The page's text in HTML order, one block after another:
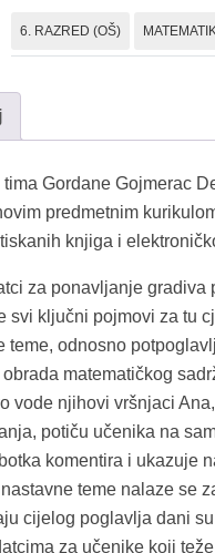
6. RAZRED (OŠ)
Gordane Gojmerac
predmetnim
knjiga i
za ponavljanje gradiva
ključni pojmovi za tu
odnosno
matematičkog
vode njihovi vršnjaci
potiču učenika na
komentira i ukazuje
teme nalaze se
cijelog poglavlja dani
za učenike koji